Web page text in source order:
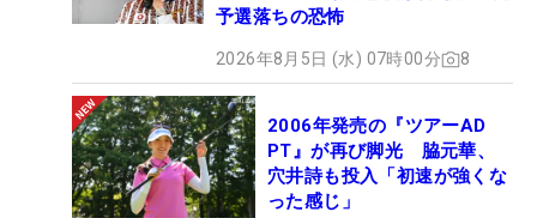
予選落ちの恐怖
2026年8月5日 (水) 07時00分 8
2006年発売の『ツアーAD
PT』が再び脚光 脇元華、
穴井詩も投入「初速が強くな
った感じ」